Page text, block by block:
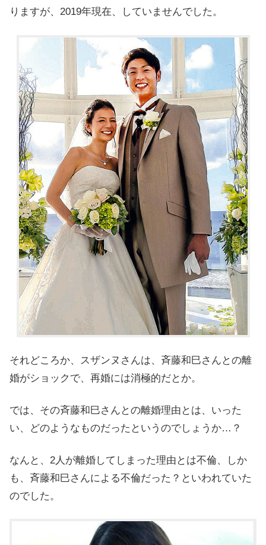
りますが、2019年現在、していませんでした。
それどころか、スザンヌさんは、斉藤和巳さんとの離
婚がショックで、再婚には消極的だとか。
では、その斉藤和巳さんとの離婚理由とは、いった
い、どのようなものだったというのでしょうか…？
なんと、2人が離婚してしまった理由とは不倫、しか
も、 斉藤和巳さんによる不倫だった？といわれていた
のでした。